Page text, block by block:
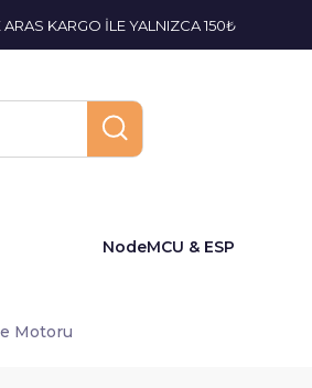
KARGO İLE YALNIZCA 150₺
NodeMCU & ESP
Motoru